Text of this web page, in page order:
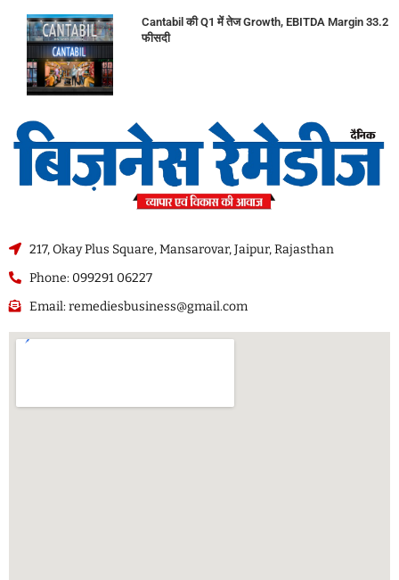
Cantabil की Q1 में तेज Growth, EBITDA Margin 33.2
फीसदी
217, Okay Plus Square, Mansarovar, Jaipur, Rajasthan
Phone: 099291 06227
Email: remediesbusiness@gmail.com